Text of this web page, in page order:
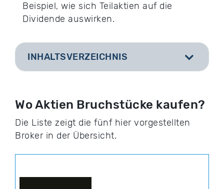
Beispiel, wie sich Teilaktien auf die
Dividende auswirken.
INHALTSVERZEICHNIS
Wo Aktien Bruchstücke kaufen?
Die Liste zeigt die fünf hier vorgestellten
Broker in der Übersicht.